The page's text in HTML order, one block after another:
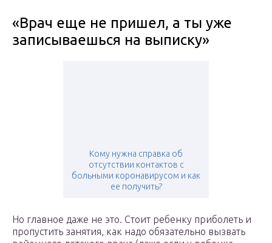
«Врач еще не пришел, а ты уже
записываешься на выписку»
Кому нужна справка об
отсутствии контактов с
больными коронавирусом и как
ее получить?
Но главное даже не это. Стоит ребенку приболеть и
пропустить занятия, как надо обязательно вызвать